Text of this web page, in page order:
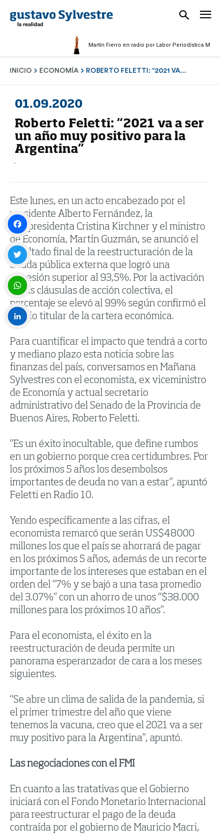
Martín Fierro en radio por Labor Periodística Masculina
INICIO ECONOMÍA ROBERTO FELETTI: “2021 VA...
01.09.2020
Roberto Feletti: “2021 va a ser
un año muy positivo para la
Argentina”
Este lunes, en un acto encabezado por el
presidente Alberto Fernández, la
vicepresidenta Cristina Kirchner y el ministro
de Economía, Martín Guzmán, se anunció el
resultado final de la reestructuración de la
deuda pública externa que logró una
adhesión superior al 93,5%. Por la activación
de las cláusulas de acción colectiva, el
porcentaje se elevó al 99% según confirmó el
propio titular de la cartera económica.
Para cuantificar el impacto que tendrá a corto
y mediano plazo esta noticia sobre las
finanzas del país, conversamos en Mañana
Sylvestres con el economista, ex viceministro
de Economía y actual secretario
administrativo del Senado de la Provincia de
Buenos Aires, Roberto Feletti.
“Es un éxito inocultable, que define rumbos
en un gobierno porque crea certidumbres. Por
los próximos 5 años los desembolsos
importantes de deuda no van a estar”, apuntó
Feletti en Radio 10.
Yendo específicamente a las cifras, el
economista remarcó que serán US$48000
millones los que el país se ahorrará de pagar
en los próximos 5 años, además de un recorte
importante de los intereses que estaban en el
orden del “7% y se bajó a una tasa promedio
del 3.07%” con un ahorro de unos “$38.000
millones para los próximos 10 años”.
Para el economista, el éxito en la
reestructuración de deuda permite un
panorama esperanzador de cara a los meses
siguientes.
“Se abre un clima de salida de la pandemia, si
el primer trimestre del año que viene
tenemos la vacuna, creo que el 2021 va a ser
muy positivo para la Argentina”, apuntó.
Las negociaciones con el FMI
En cuanto a las tratativas que el Gobierno
iniciará con el Fondo Monetario Internacional
para reestructurar el pago de la deuda
contraída por el gobierno de Mauricio Macri,
Facebook
Twitter
WhatsApp
LinkedIn